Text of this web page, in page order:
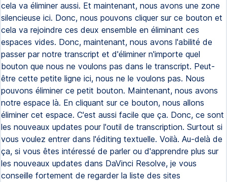
cela va éliminer aussi. Et maintenant, nous avons une zone
silencieuse ici. Donc, nous pouvons cliquer sur ce bouton et
cela va rejoindre ces deux ensemble en éliminant ces
espaces vides. Donc, maintenant, nous avons l'abilité de
passer par notre transcript et d'éliminer n'importe quel
bouton que nous ne voulons pas dans le transcript. Peut-
être cette petite ligne ici, nous ne le voulons pas. Nous
pouvons éliminer ce petit bouton. Maintenant, nous avons
notre espace là. En cliquant sur ce bouton, nous allons
éliminer cet espace. C'est aussi facile que ça. Donc, ce sont
les nouveaux updates pour l'outil de transcription. Surtout si
vous voulez entrer dans l'éditing textuelle. Voilà. Au-delà de
ça, si vous êtes intéressé de parler ou d'apprendre plus sur
les nouveaux updates dans DaVinci Resolve, je vous
conseille fortement de regarder la liste des sites